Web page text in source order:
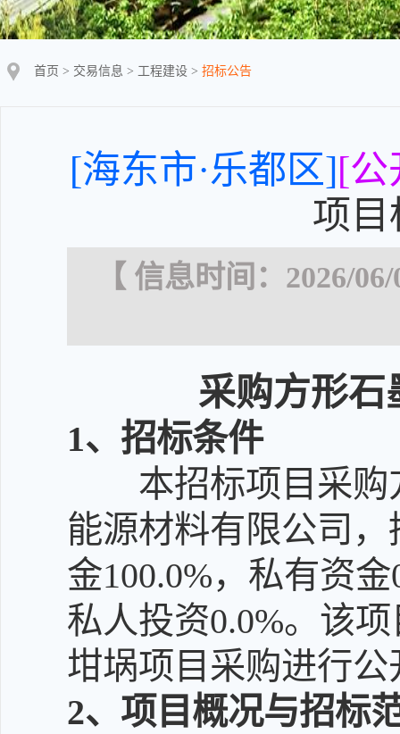
首页 > 交易信息 > 工程建设 > 招标公告
[海东市·乐都区][公
项目
【 信息时间：2026/
采购方形石
1、招标条件
本招标项目采购
能源材料有限公司
金100.0%，私有资
私人投资0.0%。该
坩埚项目采购进行公
2、项目概况与招标